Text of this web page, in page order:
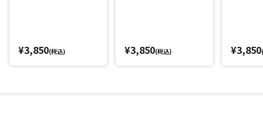
¥3,850(税込) ¥3,850(税込) ¥3,850